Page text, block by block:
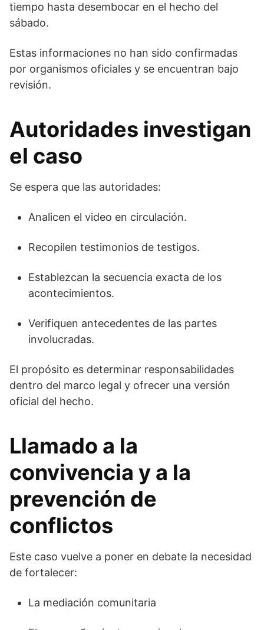
tiempo hasta desembocar en el hecho del
sábado.
Estas informaciones no han sido confirmadas
por organismos oficiales y se encuentran bajo
revisión.
Autoridades investigan
el caso
Se espera que las autoridades:
Analicen el video en circulación.
Recopilen testimonios de testigos.
Establezcan la secuencia exacta de los
acontecimientos.
Verifiquen antecedentes de las partes
involucradas.
El propósito es determinar responsabilidades
dentro del marco legal y ofrecer una versión
oficial del hecho.
Llamado a la
convivencia y a la
prevención de
conflictos
Este caso vuelve a poner en debate la necesidad
de fortalecer:
La mediación comunitaria